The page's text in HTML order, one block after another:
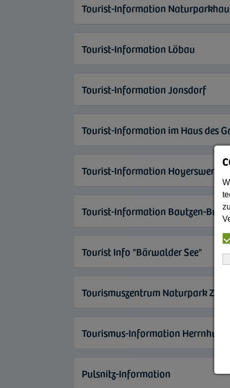
Tourist-Information
Tourist-Information Löbau
Tourist-Information Jonsdorf
Tourist-Information im Haus des
Tourist-Information Hoyerswerda
Tourist-Information Bautzen-
Tourist Info "Bärwalder See"
Tourismuszentrum Naturpark
Tourismus-Information Herrnhut
Pulsnitz-Information